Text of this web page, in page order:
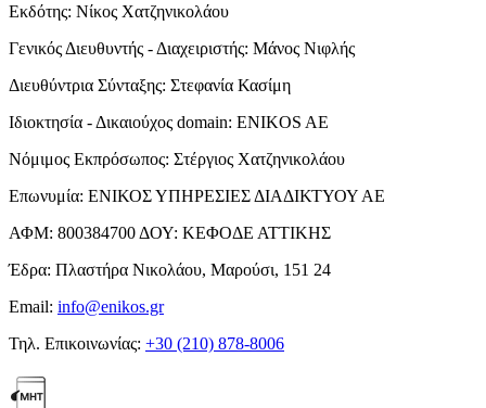
Εκδότης: Νίκος Χατζηνικολάου
Γενικός Διευθυντής - Διαχειριστής: Μάνος Νιφλής
Διευθύντρια Σύνταξης: Στεφανία Κασίμη
Ιδιοκτησία - Δικαιούχος domain: ENIKOS AE
Νόμιμος Εκπρόσωπος: Στέργιος Χατζηνικολάου
Επωνυμία: ΕΝΙΚΟΣ ΥΠΗΡΕΣΙΕΣ ΔΙΑΔΙΚΤΥΟΥ ΑΕ
ΑΦΜ: 800384700 ΔΟΥ: ΚΕΦΟΔΕ ΑΤΤΙΚΗΣ
Έδρα: Πλαστήρα Νικολάου, Μαρούσι, 151 24
Email: info@enikos.gr
Τηλ. Επικοινωνίας: +30 (210) 878-8006